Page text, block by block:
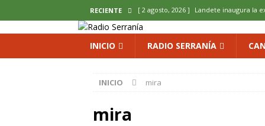
RECIENTE [ 2 agosto, 2026 ] Landete inaugura la
del Olvido
[ 2 agosto, 2026 ] La copla se sube al
INICIO RADIO SERRANÍA
INICIO mira
mira